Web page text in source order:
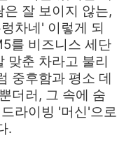
잘 보이지 않는,
차네' 이렇게 되
를 비즈니스 세단
맞춘 차라고 불리
중후함과 평소 데
더러, 그 속에 숨
라이빙 '머신'으로
.